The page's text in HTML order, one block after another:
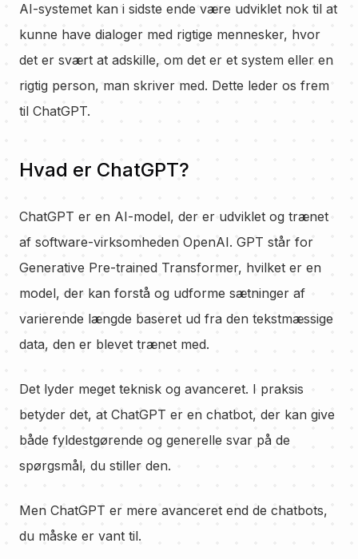
AI-systemet kan i sidste ende være udviklet nok til at
kunne have dialoger med rigtige mennesker, hvor
det er svært at adskille, om det er et system eller en
rigtig person, man skriver med. Dette leder os frem
til ChatGPT.
Hvad er ChatGPT?
ChatGPT er en AI-model, der er udviklet og trænet
af software-virksomheden OpenAI. GPT står for
Generative Pre-trained Transformer, hvilket er en
model, der kan forstå og udforme sætninger af
varierende længde baseret ud fra den tekstmæssige
data, den er blevet trænet med.
Det lyder meget teknisk og avanceret. I praksis
betyder det, at ChatGPT er en chatbot, der kan give
både fyldestgørende og generelle svar på de
spørgsmål, du stiller den.
Men ChatGPT er mere avanceret end de chatbots,
du måske er vant til.